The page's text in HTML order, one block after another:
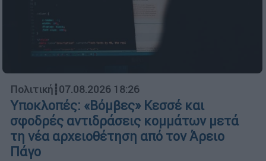
Πολιτική┋07.08.2026 18:26
Υποκλοπές: «Βόμβες» Κεσσέ και
σφοδρές αντιδράσεις κομμάτων μετά
τη νέα αρχειοθέτηση από τον Άρειο
Πάγο